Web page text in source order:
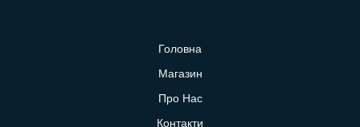
Головна
Магазин
Про Нас
Контакти